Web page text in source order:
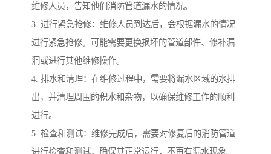
维修人员，告知他们消防管道漏水的情况。
3. 进行紧急抢修：维修人员到达后，会根据漏水的情况
进行紧急抢修。可能需要更换损坏的管道部件、修补漏
洞或进行其他维修操作。
4. 排水和清理：在维修过程中，需要将漏水区域的水排
出，并清理周围的积水和杂物，以确保维修工作的顺利
进行。
5. 检查和测试：维修完成后，需要对修复后的消防管道
进行检查和测试，确保其正常运行，不再有漏水现象。